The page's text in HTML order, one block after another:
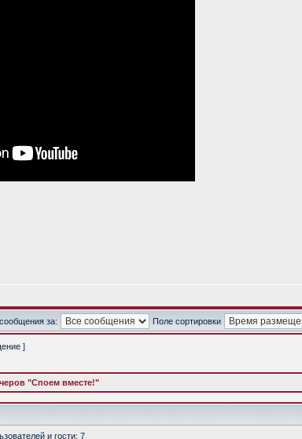
за: Поле сортировки
]
"Споем вместе!"
и гости: 7